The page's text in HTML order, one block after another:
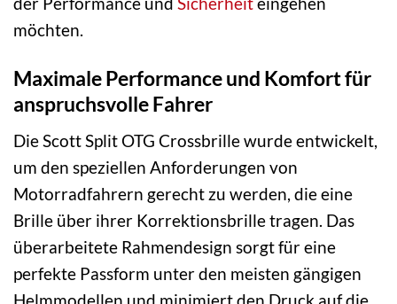
möchten.
Maximale Performance und Komfort für
anspruchsvolle Fahrer
Die Scott Split OTG Crossbrille wurde entwickelt,
um den speziellen Anforderungen von
Motorradfahrern gerecht zu werden, die eine
Brille über ihrer Korrektionsbrille tragen. Das
überarbeitete Rahmendesign sorgt für eine
perfekte Passform unter den meisten gängigen
Helmmodellen und minimiert den Druck auf die